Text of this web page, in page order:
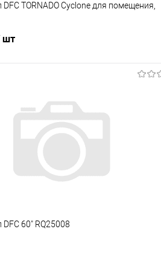
TORNADO Cyclone для помещения,
шт
60" RQ25008